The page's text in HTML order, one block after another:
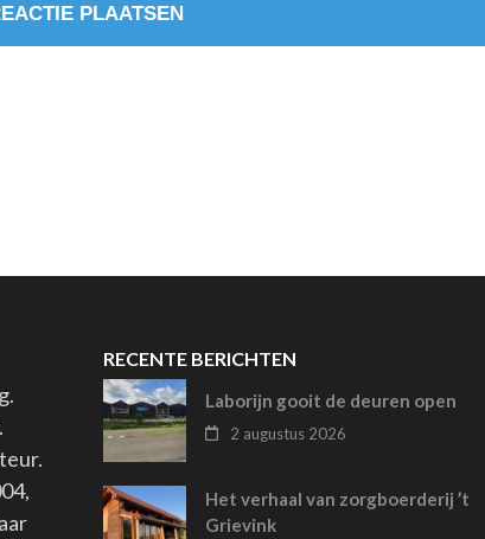
RECENTE BERICHTEN
Laborijn gooit de deuren open
2 augustus 2026
Het verhaal van zorgboerderij ’t
Grievink